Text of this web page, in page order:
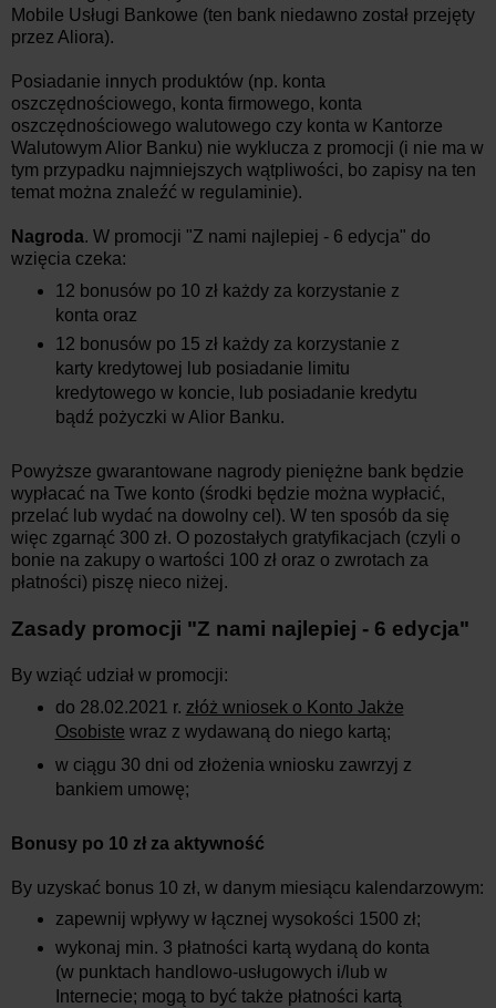
Mobile Usługi Bankowe (ten bank niedawno został przejęty
przez Aliora).
Posiadanie innych produktów (np. konta
oszczędnościowego, konta firmowego, konta
oszczędnościowego walutowego czy konta w Kantorze
Walutowym Alior Banku) nie wyklucza z promocji (i nie ma w
tym przypadku najmniejszych wątpliwości, bo zapisy na ten
temat można znaleźć w regulaminie).
Nagroda. W promocji "Z nami najlepiej - 6 edycja" do
wzięcia czeka:
12 bonusów po 10 zł każdy za korzystanie z
konta oraz
12 bonusów po 15 zł każdy za korzystanie z
karty kredytowej lub posiadanie limitu
kredytowego w koncie, lub posiadanie kredytu
bądź pożyczki w Alior Banku.
Powyższe gwarantowane nagrody pieniężne bank będzie
wypłacać na Twe konto (środki będzie można wypłacić,
przelać lub wydać na dowolny cel). W ten sposób da się
więc zgarnąć 300 zł. O pozostałych gratyfikacjach (czyli o
bonie na zakupy o wartości 100 zł oraz o zwrotach za
płatności) piszę nieco niżej.
Zasady promocji "Z nami najlepiej - 6 edycja"
By wziąć udział w promocji:
do 28.02.2021 r. złóż wniosek o Konto Jakże
Osobiste wraz z wydawaną do niego kartą;
w ciągu 30 dni od złożenia wniosku zawrzyj z
bankiem umowę;
Bonusy po 10 zł za aktywność
By uzyskać bonus 10 zł, w danym miesiącu kalendarzowym:
zapewnij wpływy w łącznej wysokości 1500 zł;
wykonaj min. 3 płatności kartą wydaną do konta
(w punktach handlowo-usługowych i/lub w
Internecie; mogą to być także płatności kartą